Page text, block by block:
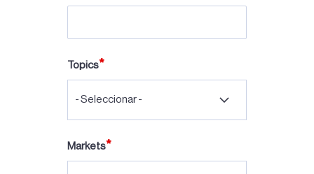
Topics
- Seleccionar -
Markets